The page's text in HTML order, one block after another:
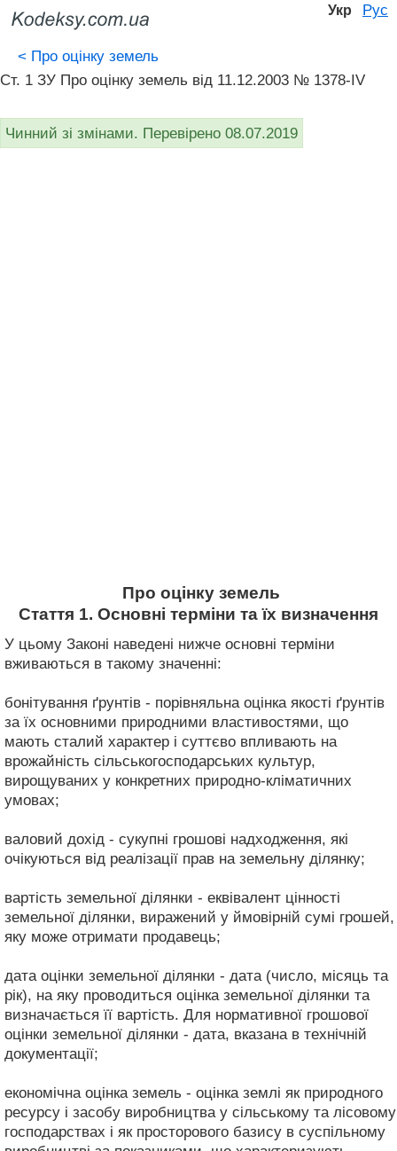
Укр Рус
< Про оцінку земель
Ст. 1 ЗУ Про оцінку земель від 11.12.2003 № 1378-IV
Чинний зі змінами. Перевірено 08.07.2019
Про оцінку земель
Стаття 1. Основні терміни та їх визначення
У цьому Законі наведені нижче основні терміни
вживаються в такому значенні:
бонітування ґрунтів - порівняльна оцінка якості ґрунтів
за їх основними природними властивостями, що
мають сталий характер і суттєво впливають на
врожайність сільськогосподарських культур,
вирощуваних у конкретних природно-кліматичних
умовах;
валовий дохід - сукупні грошові надходження, які
очікуються від реалізації прав на земельну ділянку;
вартість земельної ділянки - еквівалент цінності
земельної ділянки, виражений у ймовірній сумі грошей,
яку може отримати продавець;
дата оцінки земельної ділянки - дата (число, місяць та
рік), на яку проводиться оцінка земельної ділянки та
визначається її вартість. Для нормативної грошової
оцінки земельної ділянки - дата, вказана в технічній
документації;
економічна оцінка земель - оцінка землі як природного
ресурсу і засобу виробництва у сільському та лісовому
господарствах і як просторового базису в суспільному